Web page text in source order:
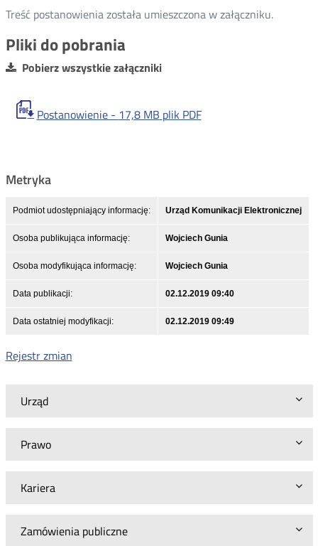
Urząd
Prawo
Kariera
Zamówienia publiczne
Treść postanowienia została umieszczona w załączniku.
Pliki do pobrania
Pobierz wszystkie załączniki
Postanowienie - 17,8 MB plik PDF
Metryka
Podmiot udostępniający informację: Urząd Komunikacji Elektronicznej
Osoba publikująca informację: Wojciech Gunia
Osoba modyfikująca informację: Wojciech Gunia
Data publikacji: 02.12.2019 09:40
Data ostatniej modyfikacji: 02.12.2019 09:49
Rejestr zmian